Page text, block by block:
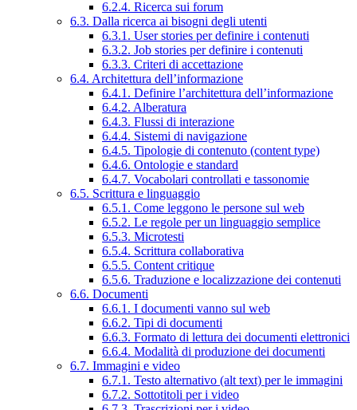
6.2.4. Ricerca sui forum
6.3. Dalla ricerca ai bisogni degli utenti
6.3.1. User stories per definire i contenuti
6.3.2. Job stories per definire i contenuti
6.3.3. Criteri di accettazione
6.4. Architettura dell’informazione
6.4.1. Definire l’architettura dell’informazione
6.4.2. Alberatura
6.4.3. Flussi di interazione
6.4.4. Sistemi di navigazione
6.4.5. Tipologie di contenuto (content type)
6.4.6. Ontologie e standard
6.4.7. Vocabolari controllati e tassonomie
6.5. Scrittura e linguaggio
6.5.1. Come leggono le persone sul web
6.5.2. Le regole per un linguaggio semplice
6.5.3. Microtesti
6.5.4. Scrittura collaborativa
6.5.5. Content critique
6.5.6. Traduzione e localizzazione dei contenuti
6.6. Documenti
6.6.1. I documenti vanno sul web
6.6.2. Tipi di documenti
6.6.3. Formato di lettura dei documenti elettronici
6.6.4. Modalità di produzione dei documenti
6.7. Immagini e video
6.7.1. Testo alternativo (alt text) per le immagini
6.7.2. Sottotitoli per i video